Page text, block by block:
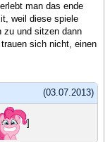
man das ende
weil diese spiele
zu und sitzen dann
sich nicht, einen
(03.07.2013)
]